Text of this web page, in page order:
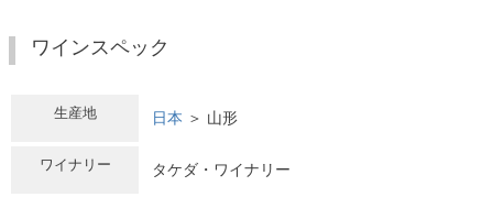
ワインスペック
生産地 日本 ＞ 山形
ワイナリー タケダ・ワイナリー